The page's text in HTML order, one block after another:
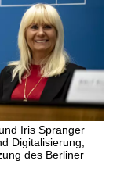
Iris Spranger
Digitalisierung,
des Berliner